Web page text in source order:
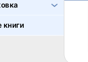
книги